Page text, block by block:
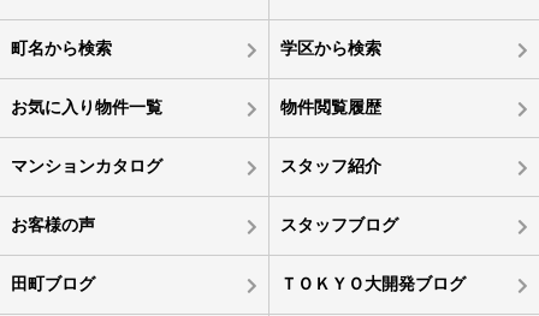
町名から検索 学区から検索
お気に入り物件一覧 物件閲覧履歴
マンションカタログ スタッフ紹介
お客様の声 スタッフブログ
田町ブログ ＴＯＫＹＯ大開発ブログ